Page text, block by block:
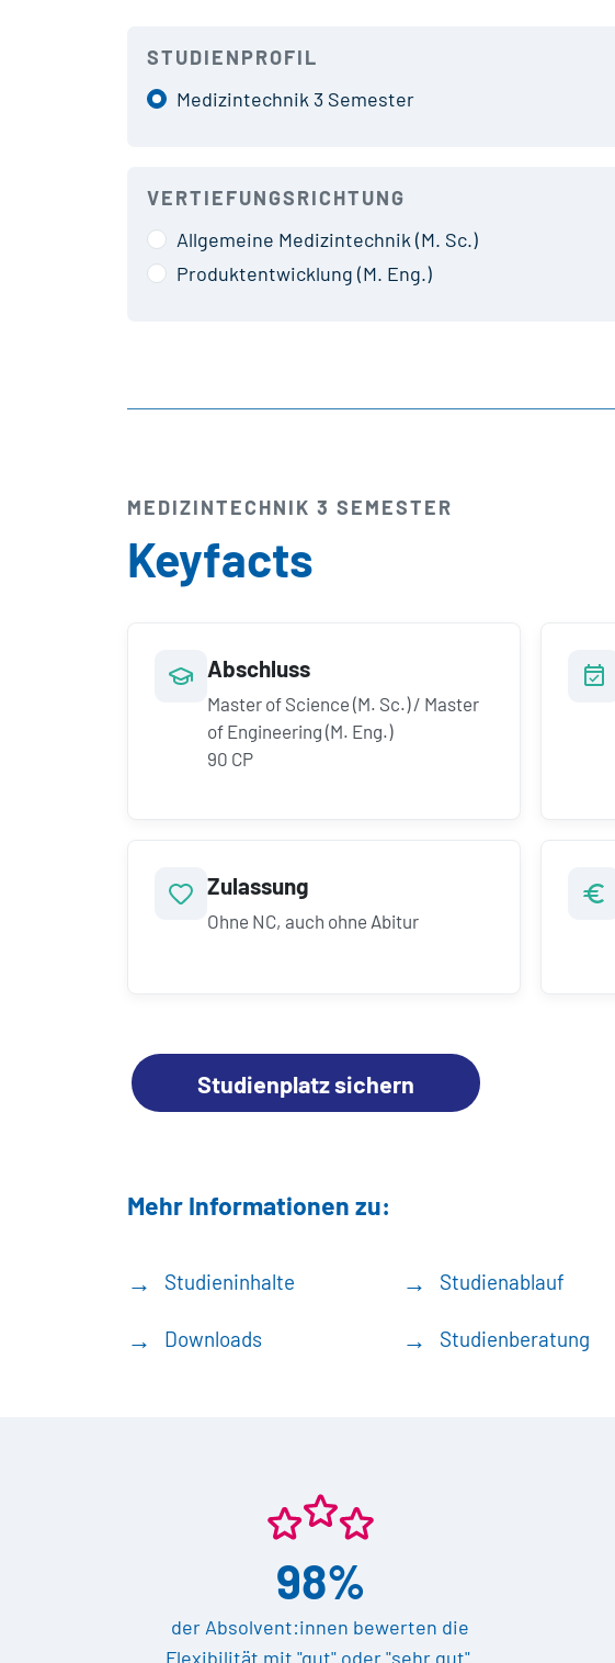
STUDIENPROFIL
Medizintechnik 3 Semester
VERTIEFUNGSRICHTUNG
Allgemeine Medizintechnik (M. Sc.)
Produktentwicklung (M. Eng.)
MEDIZINTECHNIK 3 SEMESTER
Keyfacts
Abschluss
Master of Science (M. Sc.) / Master
of Engineering (M. Eng.)
90 CP
Zulassung
Ohne NC, auch ohne Abitur
Studienplatz sichern
Mehr Informationen zu:
Studieninhalte Studienablauf
Downloads Studienberatung
98%
der Absolvent:innen bewerten die
Flexibilität mit "gut" oder "sehr gut".